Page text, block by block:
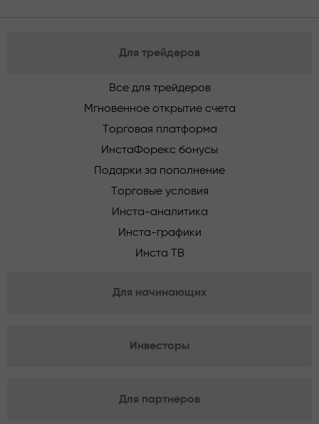
Для трейдеров
Все для трейдеров
Мгновенное открытие счета
Торговая платформа
ИнстаФорекс бонусы
Подарки за пополнение
Торговые условия
Инста-аналитика
Инста-графики
Инста ТВ
Для начинающих
Инвесторы
Для партнеров